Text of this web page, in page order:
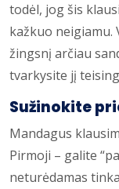
todėl, jog šis
kažkuo neigiamu.
žingsnį arčiau
tvarkysite jį
Sužinokite
Mandagus
Pirmoji – galite
neturėdamas